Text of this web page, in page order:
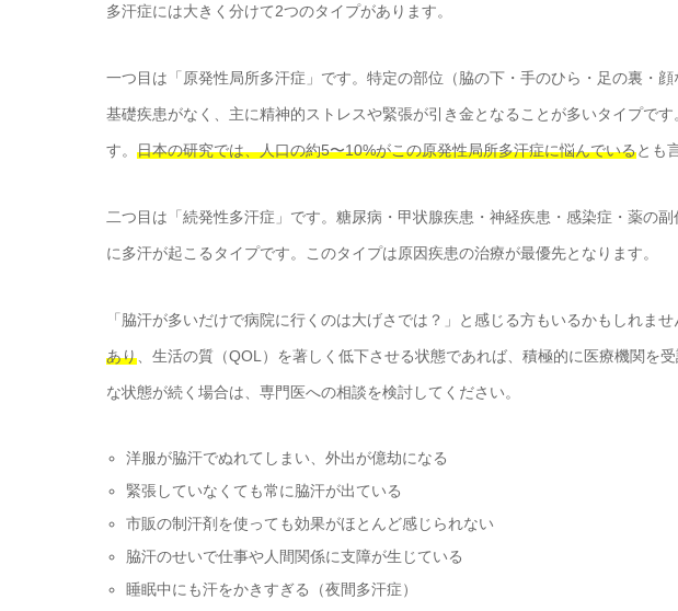
多汗症には大きく分けて2つのタイプがあります。
一つ目は「原発性局所多汗症」です。特定の部位（脇の下・手のひら・足の裏・
基礎疾患がなく、主に精神的ストレスや緊張が引き金となることが多いタイプで
す。 日本の研究では、人口の約5〜10%がこの原発性局所多汗症に悩んでいるとも
二つ目は「続発性多汗症」です。糖尿病・甲状腺疾患・神経疾患・感染症・薬の
に多汗が起こるタイプです。このタイプは原因疾患の治療が最優先となります。
「脇汗が多いだけで病院に行くのは大げさでは？」と感じる方もいるかもしれませ
あり 、生活の質（QOL）を著しく低下させる状態であれば、積極的に医療機関を
な状態が続く場合は、専門医への相談を検討してください。
洋服が脇汗でぬれてしまい、外出が億劫になる
緊張していなくても常に脇汗が出ている
市販の制汗剤を使っても効果がほとんど感じられない
脇汗のせいで仕事や人間関係に支障が生じている
睡眠中にも汗をかきすぎる（夜間多汗症）